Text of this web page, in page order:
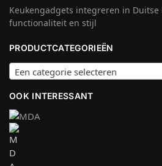
Keukengadgets integreren in
functionaliteit en stijl
PRODUCTCATEGORIEËN
Een categorie selecteren
OOK INTERESSANT